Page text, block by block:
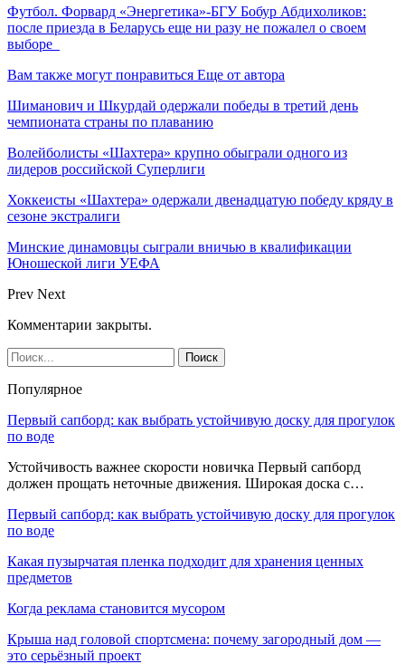
Футбол. Форвард «Энергетика»-БГУ Бобур Абдихоликов:
после приезда в Беларусь еще ни разу не пожалел о своем
выборе
Вам также могут понравиться Еще от автора
Шиманович и Шкурдай одержали победы в третий день
чемпионата страны по плаванию
Волейболисты «Шахтера» крупно обыграли одного из
лидеров российской Суперлиги
Хоккеисты «Шахтера» одержали двенадцатую победу кряду в
сезоне экстралиги
Минские динамовцы сыграли вничью в квалификации
Юношеской лиги УЕФА
Prev Next
Комментарии закрыты.
Популярное
Первый сапборд: как выбрать устойчивую доску для прогулок
по воде
Устойчивость важнее скорости новичка Первый сапборд
должен прощать неточные движения. Широкая доска с…
Первый сапборд: как выбрать устойчивую доску для прогулок
по воде
Какая пузырчатая пленка подходит для хранения ценных
предметов
Когда реклама становится мусором
Крыша над головой спортсмена: почему загородный дом —
это серьёзный проект